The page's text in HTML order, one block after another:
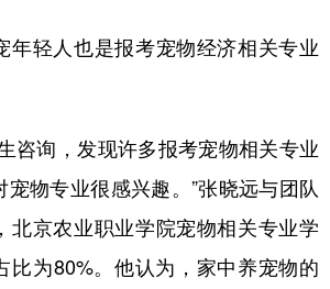
轻人也是报考宠物经济相关专业
询，发现许多报考宠物相关专业
物专业很感兴趣。”张晓远与团队
北京农业职业学院宠物相关专业学
比为80%。他认为，家中养宠物的